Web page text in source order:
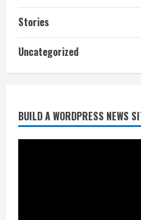
Stories
Uncategorized
BUILD A WORDPRESS NEWS
July 24,
निर्धारित
जाएगा